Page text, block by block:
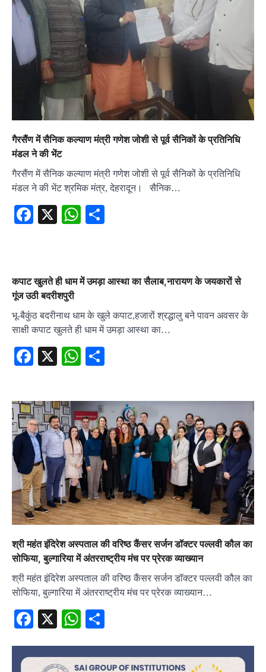
गैरसैंण में सैनिक कल्याण मंत्री गणेश जोशी से पूर्व सैनिकों के प्रतिनिधि
मंडल ने की भेंट
गैरसैंण में सैनिक कल्याण मंत्री गणेश जोशी से पूर्व सैनिकों के प्रतिनिधि
मंडल ने की भेंट श्रमिक मंत्र, देहरादून। सैनिक…
Facebook
X WhatsApp
कपाट खुलते ही धाम में उमड़ा आस्था का सैलाब,नारायण के जयकारों से
गूंज उठी बदरीशपुरी
भू-बैकुंठ बदरीनाथ धाम के खुले कपाट,हजारों श्रद्धालु बने पावन अवसर के
साक्षी कपाट खुलते ही धाम में उमड़ा आस्था का…
Facebook
X WhatsApp
श्री महंत इंदिरेश अस्पताल की वरिष्ठ कैंसर सर्जन डॉक्टर पल्लवी कौल का
सोफिया, बुल्गारिया में अंतरराष्ट्रीय मंच पर प्रेरक व्याख्यान
श्री महंत इंदिरेश अस्पताल की वरिष्ठ कैंसर सर्जन डॉक्टर पल्लवी कौल का
सोफिया, बुल्गारिया में अंतरराष्ट्रीय मंच पर प्रेरक व्याख्यान…
Facebook
X WhatsApp